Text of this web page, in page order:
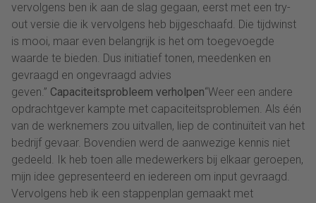
vervolgens ben ik aan de slag gegaan, eerst met een try-
out versie die ik vervolgens heb bijgeschaafd. Die tijdwinst
is mooi, maar even belangrijk is het om toegevoegde
waarde te bieden. Dus initiatief tonen, meedenken en
gevraagd en ongevraagd advies
geven.” Capaciteitsprobleem verholpen“Weer een andere
opdrachtgever kampte met capaciteitsproblemen. Als één
van de werknemers zou uitvallen, liep de continuïteit van het
bedrijf gevaar. Bovendien werd de aanwezige kennis niet
gedeeld. Ik heb toen alle medewerkers bij elkaar geroepen,
mijn idee gepresenteerd en iedereen om input gevraagd.
Vervolgens heb ik een stappenplan gemaakt met